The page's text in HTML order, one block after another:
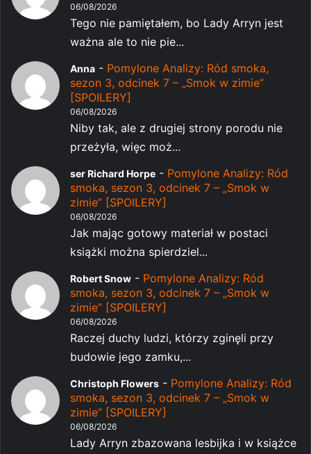
06/08/2026
Tego nie pamiętałem, bo Lady Arryn jest
ważna ale to nie pie...
Anna - Pomylone Analizy: Ród smoka,
sezon 3, odcinek 7 – „Smok w zimie”
[SPOILERY]
06/08/2026
Niby tak, ale z drugiej strony porodu nie
przeżyła, więc moż...
ser Richard Horpe - Pomylone Analizy: Ród
smoka, sezon 3, odcinek 7 – „Smok w
zimie” [SPOILERY]
06/08/2026
Jak mając gotowy materiał w postaci
książki można spierdziel...
Robert Snow - Pomylone Analizy: Ród
smoka, sezon 3, odcinek 7 – „Smok w
zimie” [SPOILERY]
06/08/2026
Raczej duchy ludzi, którzy zginęli przy
budowie jego zamku,...
Christoph Flowers - Pomylone Analizy: Ród
smoka, sezon 3, odcinek 7 – „Smok w
zimie” [SPOILERY]
06/08/2026
Lady Arryn zbazowana lesbijka i w książce